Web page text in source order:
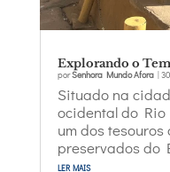
Explorando o
porSenhora Mundo Afora|
Situado na
ocidental do Rio
um dos
preservados do
ler mais